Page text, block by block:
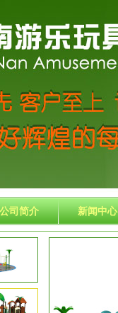
公司简介 新闻中心